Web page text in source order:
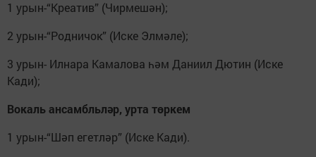
1 урын-“Креатив” (Чирмешән);
2 урын-“Родничок” (Иске Элмәле);
3 урын- Илнара Камалова һәм Даниил Дютин (Иске
Кади);
Вокаль ансамбльләр, урта төркем
1 урын-“Шәп егетләр” (Иске Кади).